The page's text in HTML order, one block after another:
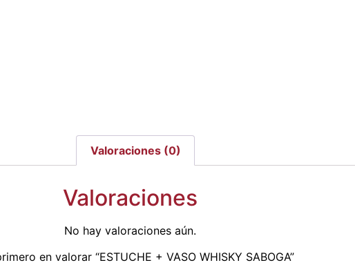
Valoraciones (0)
Valoraciones
No hay valoraciones aún.
en valorar “ESTUCHE + VASO WHISKY SABOGA”